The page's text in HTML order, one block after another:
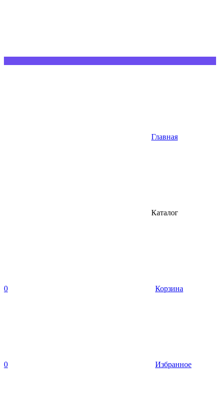
Главная
Каталог
0 Корзина
0 Избранное